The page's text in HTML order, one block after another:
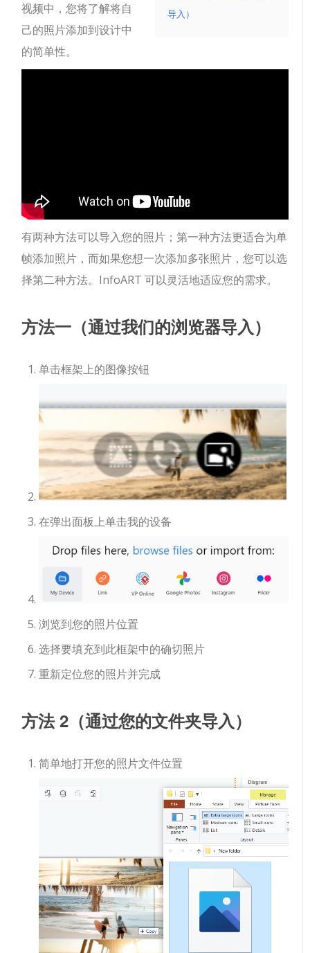
导入）
视频中，您将了解将自
己的照片添加到设计中
的简单性。
有两种方法可以导入您的照片；第一种方法更适合为单
帧添加照片，而如果您想一次添加多张照片，您可以选
择第二种方法。InfoART 可以灵活地适应您的需求。
方法一（通过我们的浏览器导入）
单击框架上的图像按钮
在弹出面板上单击我的设备
浏览到您的照片位置
选择要填充到此框架中的确切照片
重新定位您的照片并完成
方法 2（通过您的文件夹导入）
简单地打开您的照片文件位置